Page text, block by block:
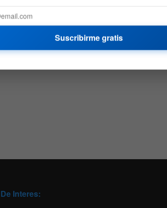
De Interes:
Suscribirme gratis